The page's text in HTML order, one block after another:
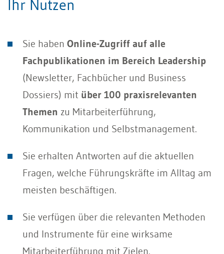
Ihr Nutzen
Sie haben Online-Zugriff auf alle
Fachpublikationen im Bereich Leadership
(Newsletter, Fachbücher und Business
Dossiers) mit über 100 praxisrelevanten
Themen zu Mitarbeiterführung,
Kommunikation und Selbstmanagement.
Sie erhalten Antworten auf die aktuellen
Fragen, welche Führungskräfte im Alltag am
meisten beschäftigen.
Sie verfügen über die relevanten Methoden
und Instrumente für eine wirksame
Mitarbeiterführung mit Zielen.